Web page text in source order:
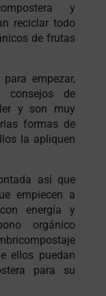
y
reciclar todo
de frutas
empezar,
consejos de
y son muy
formas de
la apliquen
así que
empiecen a
energía y
orgánico
ellos puedan
para su